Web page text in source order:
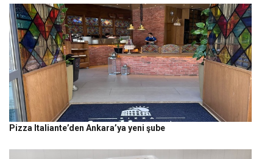
Pizza Italiante’den Ankara’ya yeni şube